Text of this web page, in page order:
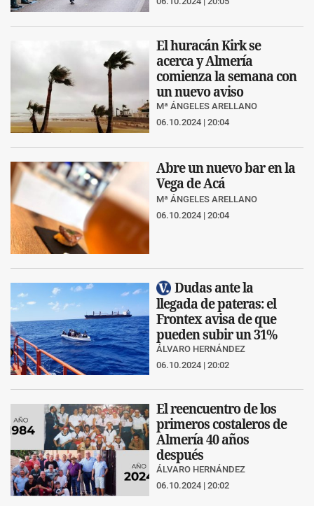
El huracán Kirk se
acerca y Almería
comienza la semana con
un nuevo aviso
Mª ÁNGELES ARELLANO
06.10.2024 | 20:04
Abre un nuevo bar en la
Vega de Acá
Mª ÁNGELES ARELLANO
06.10.2024 | 20:04
Dudas ante la
llegada de pateras: el
Frontex avisa de que
pueden subir un 31%
ÁLVARO HERNÁNDEZ
06.10.2024 | 20:02
El reencuentro de los
primeros costaleros de
Almería 40 años
después
ÁLVARO HERNÁNDEZ
06.10.2024 | 20:02